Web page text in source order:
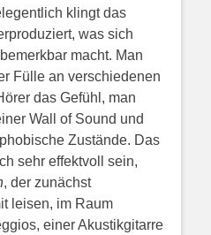
klingt das
was sich
macht. Man
Fülle an verschiedenen
das Gefühl, man
Wall of Sound und
Zustände. Das
sehr effektvoll sein,
, der zunächst
leisen, im Raum
einer Akustikgitarre